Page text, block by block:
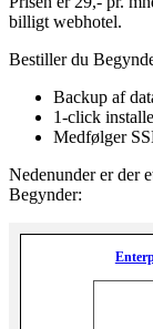
billigt webhotel.
Bestiller du
Backup af
1-click
Medfølger
Nedenunder er der
Begynder: